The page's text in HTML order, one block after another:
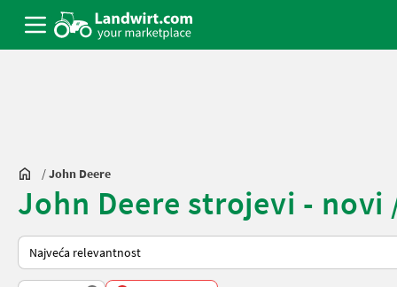
/John Deere
John Deere strojevi -
Tako se sortira na Landwirt.com